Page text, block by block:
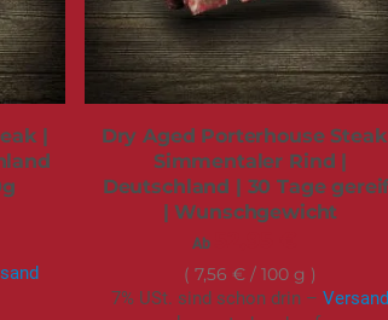
|
Dry Aged Porterhouse
Simmentaler Rind |
Deutschland | 30 Tage
| Wunschgewicht
Ab
7,56 € / 100 g
7% USt. sind schon drin – Versand